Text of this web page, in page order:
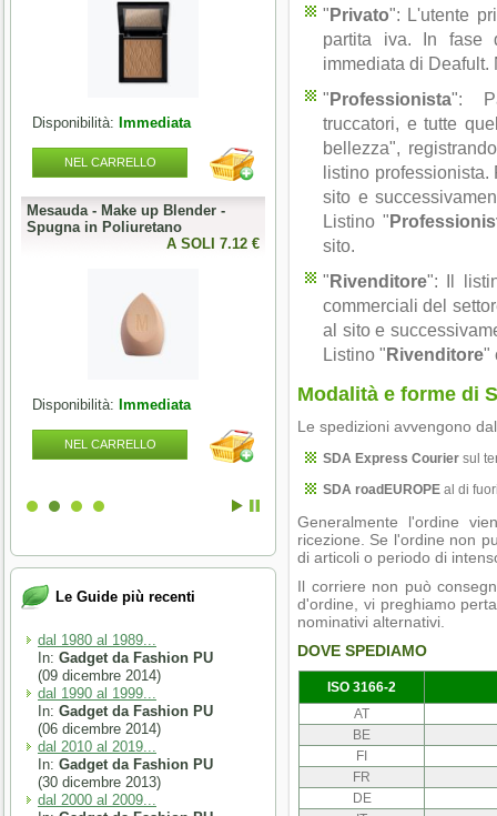
Disponibilità: Immediata
NEL CARRELLO
Mesauda - Make up Blender -
Spugna in Poliuretano
A SOLI 7.12 €
Disponibilità: Immediata
NEL CARRELLO
Disponibilità:Immediata
Mesauda - MNP Bonbons -
Sprinkle Gel Polish -
Semipermanente puntinato 10ml
Disponibilità:Immediata
Le Guide più recenti
dal 1980 al 1989...
In: Gadget da Fashion PU
(09 dicembre 2014)
dal 1990 al 1999...
In: Gadget da Fashion PU
(06 dicembre 2014)
dal 2010 al 2019...
In: Gadget da Fashion PU
(30 dicembre 2013)
dal 2000 al 2009...
"Privato": L'utente
partita iva. In fase
immediata di Deafult.
"Professionista":
truccatori, e tutte
bellezza",
listino professionista.
sito e
Listino "
sito.
"Rivenditore": Il
commerciali del
al sito e
Listino "Rivenditore"
Modalità e forme di
Le spedizioni avvengono
SDA Express Courier sul
SDA roadEUROPE al di
Generalmente l'ordine
ricezione. Se l'ordine non
di articoli o periodo di
Il corriere non può
d'ordine, vi preghiamo
nominativi alternativi.
DOVE SPEDIAMO
ISO 3166-2
AT
BE
FI
FR
DE